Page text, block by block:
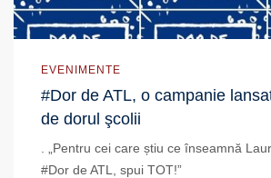
EVENIMENTE
#Dor de ATL, o campanie
de dorul şcolii
. „Pentru cei care știu ce înseamnă
#Dor de ATL, spui TOT!”